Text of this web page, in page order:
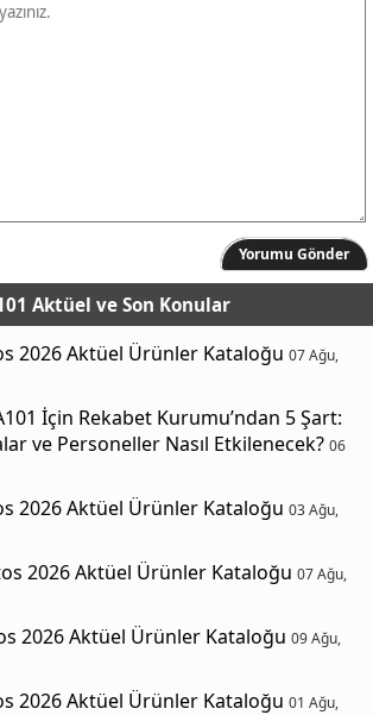
Yorumu Gönder
Aktüel ve Son Konular
2026 Aktüel Ürünler Kataloğu 07 Ağu,
İçin Rekabet Kurumu’ndan 5 Şart:
ve Personeller Nasıl Etkilenecek? 06
2026 Aktüel Ürünler Kataloğu 03 Ağu,
2026 Aktüel Ürünler Kataloğu 07 Ağu,
2026 Aktüel Ürünler Kataloğu 09 Ağu,
2026 Aktüel Ürünler Kataloğu 01 Ağu,